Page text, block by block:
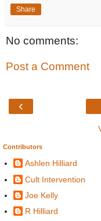
Share
No comments:
Post a Comment
‹
Contributors
Ashlen Hilliard
Cult Intervention
Joe Kelly
R Hilliard